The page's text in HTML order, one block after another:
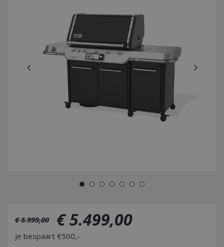
€ 5.999,00 €5.499,00
Je bespaart €500,-